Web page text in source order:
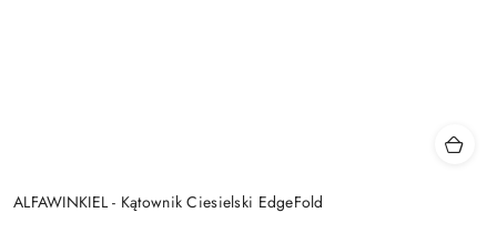
ALFAWINKIEL - Kątownik Ciesielski EdgeFold